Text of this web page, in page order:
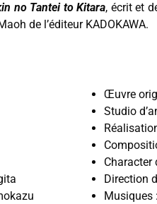
no Tantei to Kitara, écrit et
de l’éditeur KADOKAWA.
Œuvre
Studio
Character
Direction
Musiques